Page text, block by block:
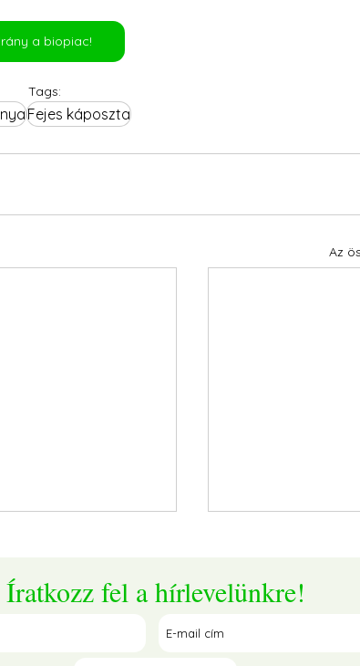
Irány a biopiac!
Tags:
Fejes káposzta
Az
Íratkozz fel a hírlevelünkre!